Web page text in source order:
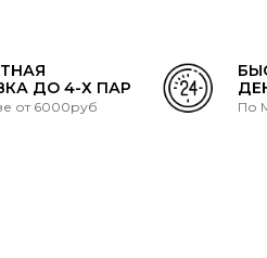
ДО 4-Х ПАР
от 6000руб По